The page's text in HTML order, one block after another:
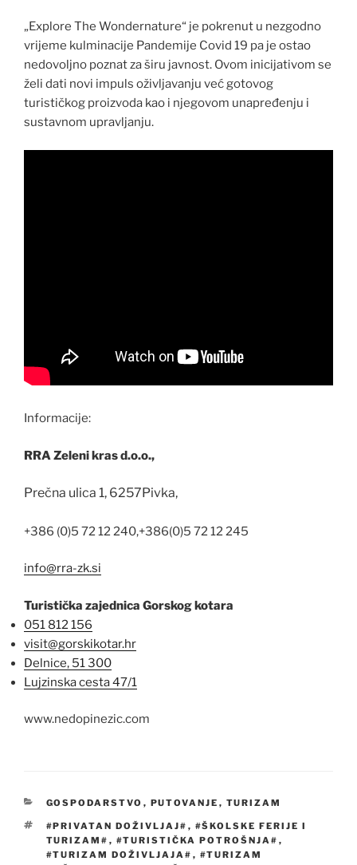
„Explore The Wondernature“ je pokrenut u nezgodno
vrijeme kulminacije Pandemije Covid 19 pa je ostao
nedovoljno poznat za širu javnost. Ovom inicijativom se
želi dati novi impuls oživljavanju već gotovog
turističkog proizvoda kao i njegovom unapređenju i
sustavnom upravljanju.
Informacije:
RRA Zeleni kras d.o.o.,
Prečna ulica 1, 6257Pivka,
+386 (0)5 72 12 240,+386(0)5 72 12 245
info@rra-zk.si
Turistička zajednica Gorskog kotara
051 812 156
visit@gorskikotar.hr
Delnice, 51 300
Lujzinska cesta 47/1
www.nedopinezic.com
KATEGORIJE
GOSPODARSTVO , PUTOVANJE , TURIZAM
OZNAKE
#PRIVATAN DOŽIVLJAJ# , #ŠKOLSKE FERIJE I
TURIZAM# , #TURISTIČKA POTROŠNJA# ,
#TURIZAM DOŽIVLJAJA# , #TURIZAM